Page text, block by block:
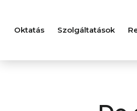
Oktatás Szolgáltatások